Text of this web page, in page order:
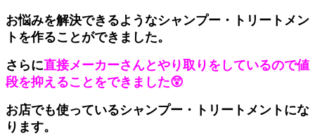
お悩みを解決できるようなシャンプー・トリートメン
トを作ることができました。
さらに直接メーカーさんとやり取りをしているので値
段を抑えることをできました😲
お店でも使っているシャンプー・トリートメントにな
ります。